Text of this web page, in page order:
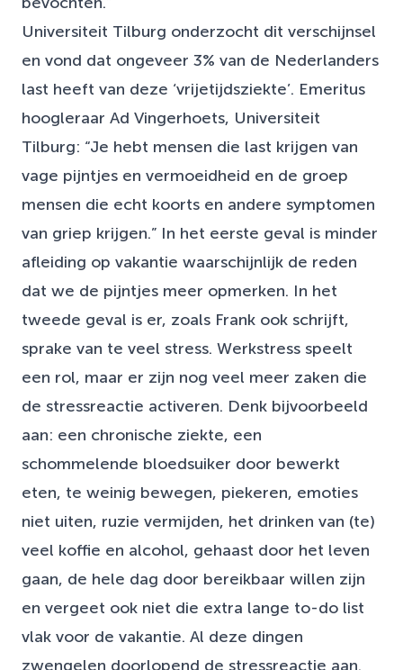
Universiteit Tilburg onderzocht dit verschijnsel
en vond dat ongeveer 3% van de Nederlanders
last heeft van deze ‘vrijetijdsziekte’. Emeritus
hoogleraar Ad Vingerhoets, Universiteit
Tilburg: “Je hebt mensen die last krijgen van
vage pijntjes en vermoeidheid en de groep
mensen die echt koorts en andere symptomen
van griep krijgen.” In het eerste geval is minder
afleiding op vakantie waarschijnlijk de reden
dat we de pijntjes meer opmerken. In het
tweede geval is er, zoals Frank ook schrijft,
sprake van te veel stress. Werkstress speelt
een rol, maar er zijn nog veel meer zaken die
de stressreactie activeren. Denk bijvoorbeeld
aan: een chronische ziekte, een
schommelende bloedsuiker door bewerkt
eten, te weinig bewegen, piekeren, emoties
niet uiten, ruzie vermijden, het drinken van (te)
veel koffie en alcohol, gehaast door het leven
gaan, de hele dag door bereikbaar willen zijn
en vergeet ook niet die extra lange to-do list
vlak voor de vakantie. Al deze dingen
zwengelen doorlopend de stressreactie aan.